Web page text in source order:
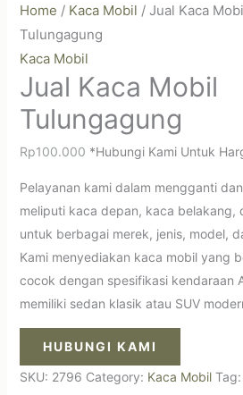
Home / Kaca Mobil / Jual Kaca
Tulungagung
Kaca Mobil
Jual Kaca Mobil
Tulungagung
Rp100.000 *Hubungi Kami Untuk
Pelayanan kami dalam mengganti
meliputi kaca depan, kaca belakang,
untuk berbagai merek, jenis, model,
Kami menyediakan kaca mobil yang
cocok dengan spesifikasi kendaraan
memiliki sedan klasik atau SUV
HUBUNGI KAMI
SKU: 2796 Category: Kaca Mobil Tag: